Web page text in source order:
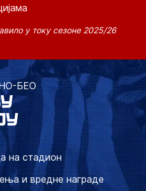
у току сезоне 2025/26
БЕО
на стадион
и вредне награде